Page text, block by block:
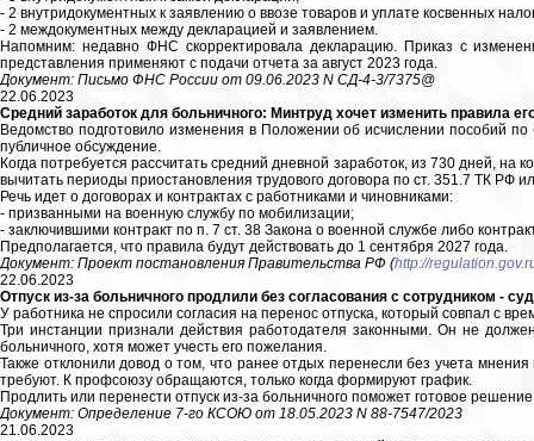
- 2 внутридокументных к заявлению о ввозе товаров и уплате косвенных
- 2 междокументных между декларацией и заявлением.
Напомним: недавно ФНС скорректировала декларацию. Приказ с
представления применяют с подачи отчета за август 2023 года.
Документ: Письмо ФНС России от 09.06.2023 N СД-4-3/7375@
22.06.2023
Средний заработок для больничного: Минтруд хочет изменить правила
Ведомство подготовило изменения в Положении об исчислении пособий
публичное обсуждение.
Когда потребуется рассчитать средний дневной заработок, из 730 дней, на
вычитать периоды приостановления трудового договора по ст. 351.7 ТК РФ
Речь идет о договорах и контрактах с работниками и чиновниками:
- призванными на военную службу по мобилизации;
- заключившими контракт по п. 7 ст. 38 Закона о военной службе либо
Предполагается, что правила будут действовать до 1 сентября 2027 года.
Документ: Проект постановления Правительства РФ (http://
22.06.2023
Отпуск из-за больничного продлили без согласования с сотрудником -
У работника не спросили согласия на перенос отпуска, который совпал с
Три инстанции признали действия работодателя законными. Он не
больничного, хотя может учесть его пожелания.
Также отклонили довод о том, что ранее отдых перенесли без учета
требуют. К профсоюзу обращаются, только когда формируют график.
Продлить или перенести отпуск из-за больничного поможет готовое
Документ: Определение 7-го КСОЮ от 18.05.2023 N 88-7547/2023
21.06.2023